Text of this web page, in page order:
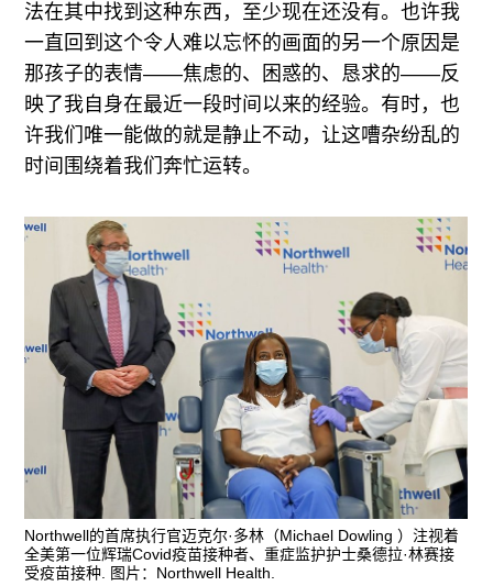
法在其中找到这种东西，至少现在还没有。也许我
一直回到这个令人难以忘怀的画面的另一个原因是
那孩子的表情——焦虑的、困惑的、恳求的——反
映了我自身在最近一段时间以来的经验。有时，也
许我们唯一能做的就是静止不动，让这嘈杂纷乱的
时间围绕着我们奔忙运转。
Northwell的首席执行官迈克尔·多林（Michael Dowling ）注视着
全美第一位辉瑞Covid疫苗接种者、重症监护护士桑德拉·林赛接
受疫苗接种. 图片：Northwell Health.